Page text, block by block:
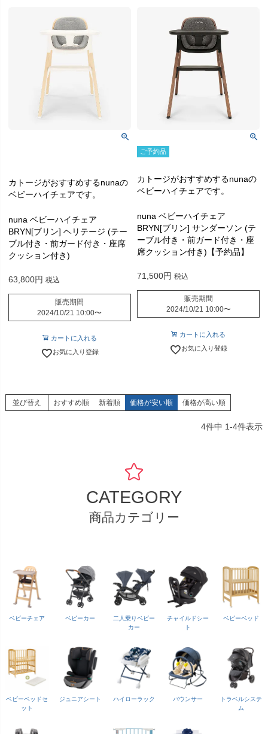
カトージがおすすめするnunaの
ベビーハイチェアです。
nuna ベビーハイチェア
BRYN[ブリン] ヘリテージ (テー
ブル付き・前ガード付き・座席
クッション付き)
63,800 税込
販売期間
2024/10/21 10:00〜
カートに入れる
お気に入り登録
ご予約品
カトージがおすすめするnunaの
ベビーハイチェアです。
nuna ベビーハイチェア
BRYN[ブリン] サンダーソン (テ
ーブル付き・前ガード付き・座
席クッション付き)【予約品】
71,500 税込
販売期間
2024/10/21 10:00〜
カートに入れる
お気に入り登録
並び替え おすすめ順 新着順 価格が安い順 価格が高い順
4件中 1-4件表示
CATEGORY
商品カテゴリー
ベビーチェア ベビーカー
二人乗りベビー
カー
チャイルドシー
ト
ベビーベッド
ベビーベッドセ
ット
ジュニアシート ハイローラック バウンサー
トラベルシステ
ム